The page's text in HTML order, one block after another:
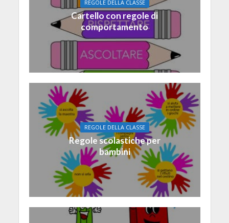
REGOLE DELLA CLASSE
Cartello con regole di
comportamento
REGOLE DELLA CLASSE
Regole scolastiche per
bambini